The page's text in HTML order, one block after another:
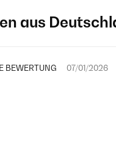
aus
BEWERTUNG 07/01/2026